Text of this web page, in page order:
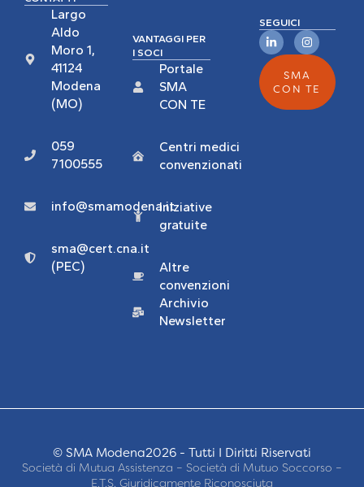
Largo
Aldo
Moro 1,
41124
Modena
(MO)
059
7100555
info@smamodena.it
sma@cert.cna.it
(PEC)
VANTAGGI PER
I SOCI
Portale
SMA
CON TE
Centri medici
convenzionati
Iniziative
gratuite
Altre
convenzioni
Archivio
Newsletter
SEGUICI
SMA
CON TE
© SMA Modena2026 - Tutti I Diritti Riservati
Società di Mutua Assistenza – Società di Mutuo Soccorso –
E.T.S. Giuridicamente Riconosciuta